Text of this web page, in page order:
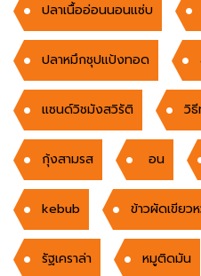
ปลาเนื้ออ่อนนอนแซ่บ
ปลาหมึกชุปแป้งทอด
แซนด์วิชมังสวิรัติ วิธี
กุ้งสามรส อน
kebub ข้าวผัดเขียว
รัฐเคราล่า หมูติดมัน